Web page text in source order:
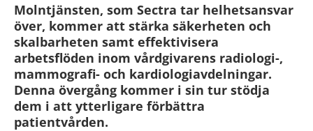
Molntjänsten, som Sectra tar helhetsansvar
över, kommer att stärka säkerheten och
skalbarheten samt effektivisera
arbetsflöden inom vårdgivarens radiologi-,
mammografi- och kardiologiavdelningar.
Denna övergång kommer i sin tur stödja
dem i att ytterligare förbättra
patientvården.